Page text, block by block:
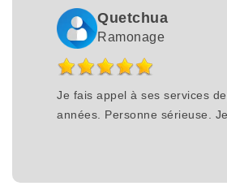
Quetchua
Ramonage
Je fais appel à ses services
années. Personne sérieuse.